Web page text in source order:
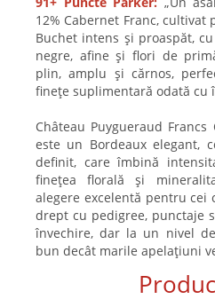
12% Cabernet Franc, cultivat
Buchet intens și proaspăt,
negre, afine și flori de
plin, amplu și cărnos,
finețe suplimentară odată cu
Château Puygueraud
este un Bordeaux elegant,
definit, care îmbină
finețea florală și
alegere excelentă pentru cei
drept cu pedigree, punctaje
învechire, dar la un nivel
bun decât marile apelațiuni